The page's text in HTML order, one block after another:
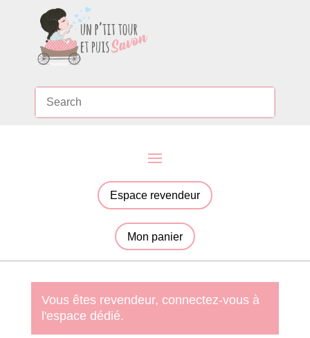
Espace revendeur
Mon panier
Vous êtes revendeur, connectez-vous à
l'espace dédié.